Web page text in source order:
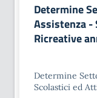
Determine
Assistenza
Ricreative
Determine
Scolastici ed